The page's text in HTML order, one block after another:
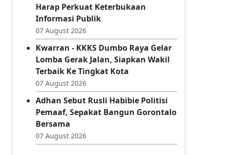
Rektor UNG Apresiasi Pengukuhan
Komisioner KI Pusat 2026–2030,
Harap Perkuat Keterbukaan
Informasi Publik
07 August 2026
Kwarran - KKKS Dumbo Raya Gelar
Lomba Gerak Jalan, Siapkan Wakil
Terbaik Ke Tingkat Kota
07 August 2026
Adhan Sebut Rusli Habibie Politisi
Pemaaf, Sepakat Bangun Gorontalo